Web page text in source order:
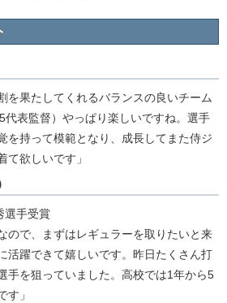
を果たしてくれるバランスの良いチーム
代表監督）やっぱり楽しいですね。選手
を持って模範となり、成長してまた侍ジ
て欲しいです」
選手受賞
ので、まずはレギュラーを取りたいと来
活躍できて嬉しいです。昨日たくさん打
手を狙っていました。高校では1年から5
す」